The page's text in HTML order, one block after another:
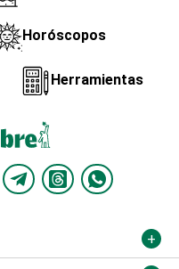
Horóscopos
Herramientas